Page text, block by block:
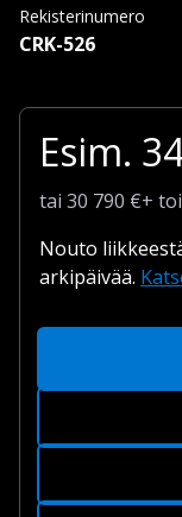
Rekisterinumero
CRK-526
Esim.
tai 30 790 €+
Nouto
arkipäivää.